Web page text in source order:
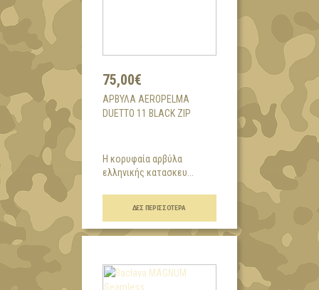
75,00€
AΡΒΥΛΑ AEROPELMA
DUETTO 11 BLACK ZIP
H κορυφαία αρβύλα
ελληνικής κατασκευ...
ΔΕΣ ΠΕΡΙΣΣΌΤΕΡΑ